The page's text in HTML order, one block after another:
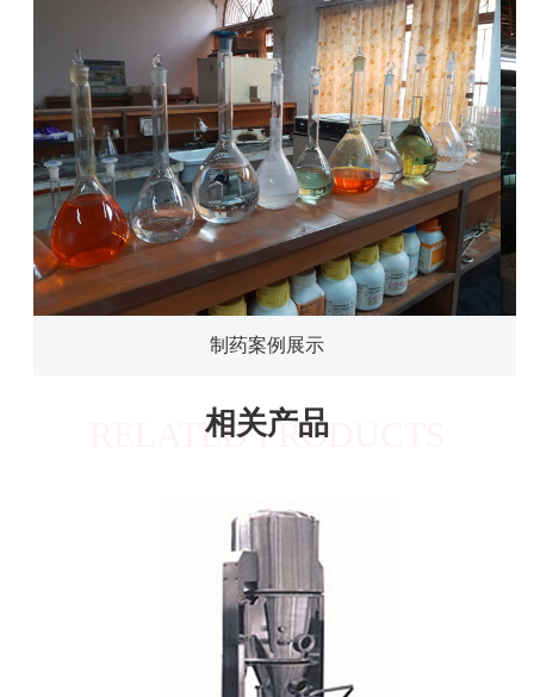
制药案例展示
相关产品
RELATED PRODUCTS